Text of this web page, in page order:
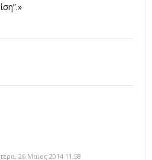
26 Μαϊος 2014 11:58